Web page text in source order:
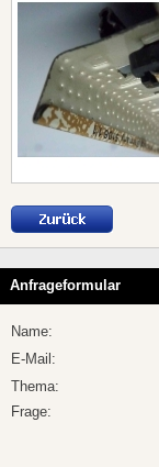
Anfrageformular
Name:
E-Mail:
Thema:
Frage: